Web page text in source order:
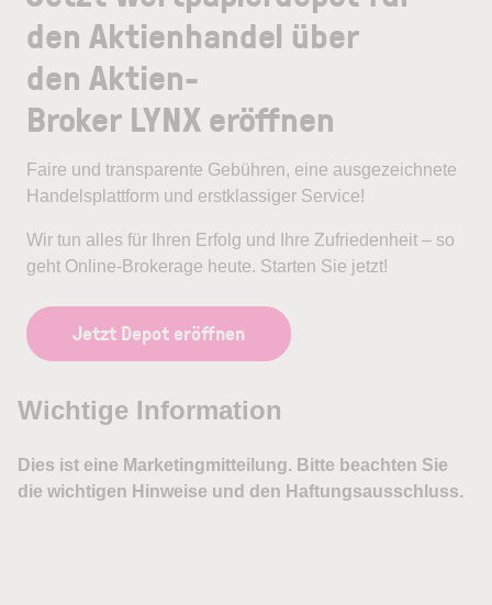
den Aktienhandel über
den Aktien-
Broker LYNX eröffnen
Faire und transparente Gebühren, eine ausgezeichnete
Handelsplattform und erstklassiger Service!
Wir tun alles für Ihren Erfolg und Ihre Zufriedenheit – so
geht Online-Brokerage heute. Starten Sie jetzt!
Jetzt Depot eröffnen